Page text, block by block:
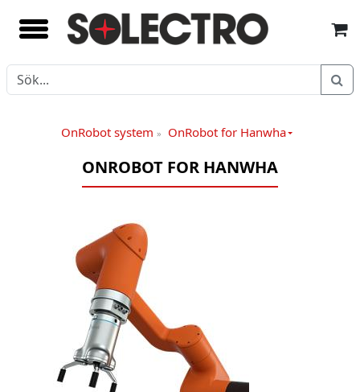
OnRobot system » OnRobot for Hanwha
ONROBOT FOR HANWHA